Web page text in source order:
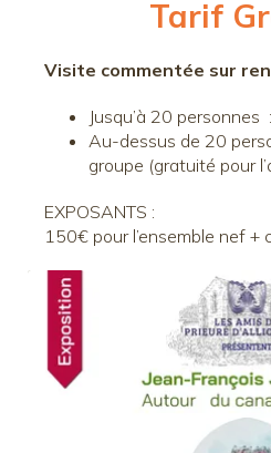
Tarif
Visite commentée sur
Jusqu’à 20
Au-dessus de 20
groupe (gratuité pour
EXPOSANTS :
150€ pour l’ensemble nef +